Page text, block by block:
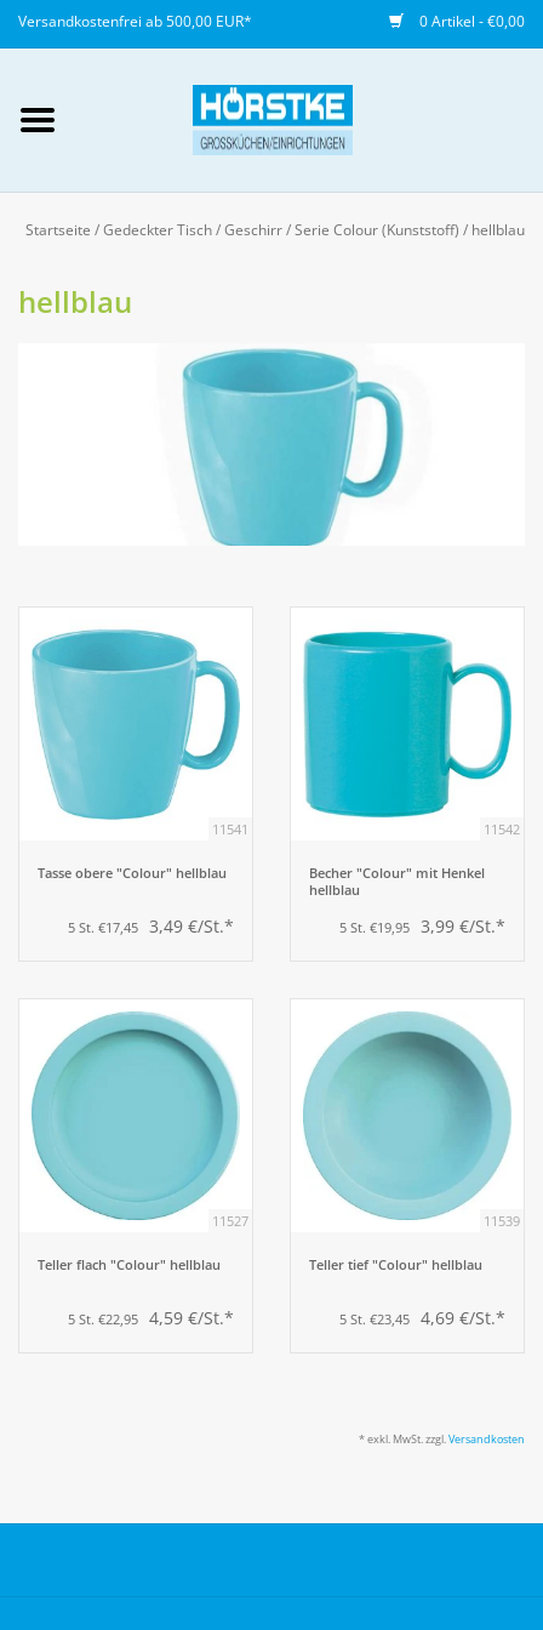
Versandkostenfrei ab 500,00 EUR* 0 Artikel - €0,00
anlegen
Aufsteller
Bar
Tafeln
Einrichtung
Berufsbekleidung
Küchentechnik
Küchenmöbel
Startseite /Gedeckter Tisch/Geschirr/Serie Colour (Kunststoff) / hellblau
hellblau
11541
Tasse obere "Colour" hellblau
5 St. €17,45 3,49 €/St.*
11542
Becher "Colour" mit Henkel
hellblau
5 St. €19,95 3,99 €/St.*
11527
Teller flach "Colour" hellblau
5 St. €22,95 4,59 €/St.*
11539
Teller tief "Colour" hellblau
5 St. €23,45 4,69 €/St.*
* exkl. MwSt. zzgl.Versandkosten